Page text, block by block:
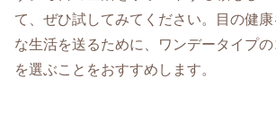
て、ぜひ試してみてください。目の健
な生活を送るために、ワンデータイプ
を選ぶことをおすすめします。